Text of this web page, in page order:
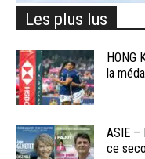
Les plus lus
HONG
la
ASIE –
ce